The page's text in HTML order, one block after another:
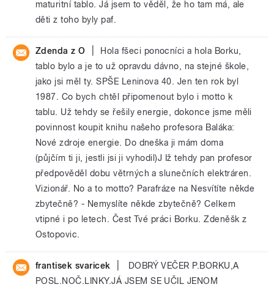
maturitní tablo. Já jsem to věděl, že ho tam má, ale
děti z toho byly paf.
Zdenda z O
Hola fšeci ponocníci a hola Borku,
tablo bylo a je to už opravdu dávno, na stejné škole,
jako jsi měl ty. SPŠE Leninova 40. Jen ten rok byl
1987. Co bych chtěl připomenout bylo i motto k
tablu. Už tehdy se řešily energie, dokonce jsme měli
povinnost koupit knihu našeho profesora Baláka:
Nové zdroje energie. Do dneška ji mám doma
(půjčím ti ji, jestli jsi ji vyhodil)J Iž tehdy pan profesor
předpověděl dobu větrných a slunečních elektráren.
Vizionář. No a to motto? Parafráze na Nesvítíte někde
zbytečně? - Nemyslíte někde zbytečně? Celkem
vtipné i po letech. Čest Tvé práci Borku. Zdeněšk z
Ostopovic.
frantisek svaricek
DOBRÝ VEČER P.BORKU,A
POSL.NOČ.LINKY.JÁ JSEM SE UČIL JENOM